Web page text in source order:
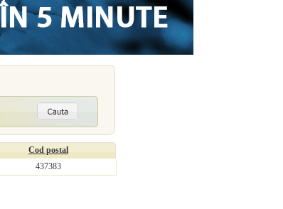
Cod postal
437383